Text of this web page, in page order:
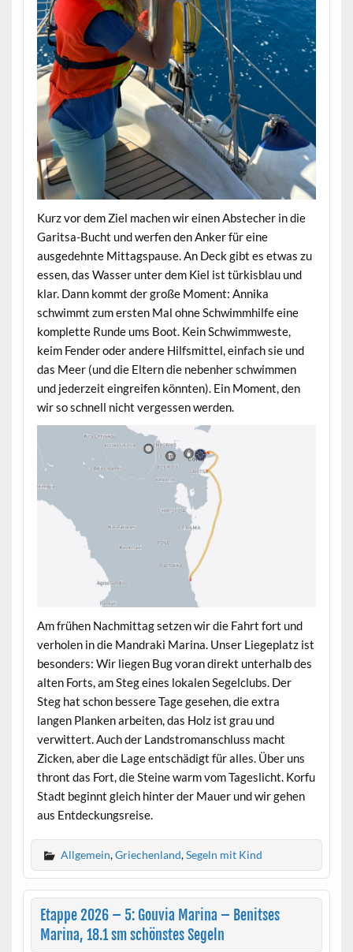
Kurz vor dem Ziel machen wir einen Abstecher in die
Garitsa-Bucht und werfen den Anker für eine
ausgedehnte Mittagspause. An Deck gibt es etwas zu
essen, das Wasser unter dem Kiel ist türkisblau und
klar. Dann kommt der große Moment: Annika
schwimmt zum ersten Mal ohne Schwimmhilfe eine
komplette Runde ums Boot. Kein Schwimmweste,
keim Fender oder andere Hilfsmittel, einfach sie und
das Meer (und die Eltern die nebenher schwimmen
und jederzeit eingreifen könnten). Ein Moment, den
wir so schnell nicht vergessen werden.
Am frühen Nachmittag setzen wir die Fahrt fort und
verholen in die Mandraki Marina. Unser Liegeplatz ist
besonders: Wir liegen Bug voran direkt unterhalb des
alten Forts, am Steg eines lokalen Segelclubs. Der
Steg hat schon bessere Tage gesehen, die extra
langen Planken arbeiten, das Holz ist grau und
verwittert. Auch der Landstromanschluss macht
Zicken, aber die Lage entschädigt für alles. Über uns
thront das Fort, die Steine warm vom Tageslicht. Korfu
Stadt beginnt gleich hinter der Mauer und wir gehen
aus Entdeckungsreise.
Allgemein,Griechenland,Segeln mit Kind
Etappe 2026 – 5: Gouvia Marina – Benitses
Marina, 18.1 sm schönstes Segeln